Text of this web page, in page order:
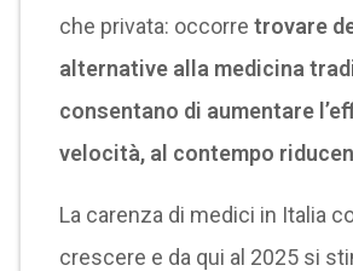
che privata: occorre trovare
alternative alla medicina
consentano di aumentare
velocità, al contempo
La carenza di medici in Italia
crescere e da qui al 2025 si